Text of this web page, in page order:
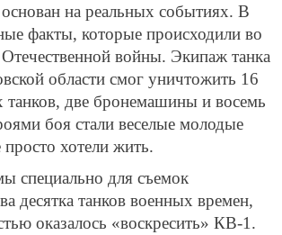
на реальных событиях. В
факты, которые происходили во
войны. Экипаж танка
области смог уничтожить 16
танков, две бронемашины и восемь
боя стали веселые молодые
хотели жить.
специально для съемок
десятка танков военных времен,
оказалось «воскресить» КВ-1.